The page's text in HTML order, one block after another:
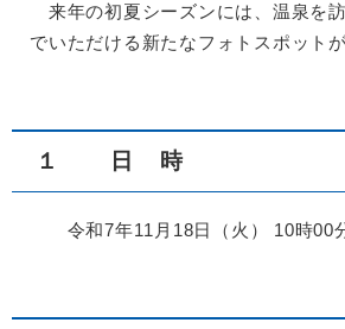
来年の初夏シーズンには、温泉を
でいただける新たなフォトスポット
１ 日 時
令和7年11月18日（火） 10時00